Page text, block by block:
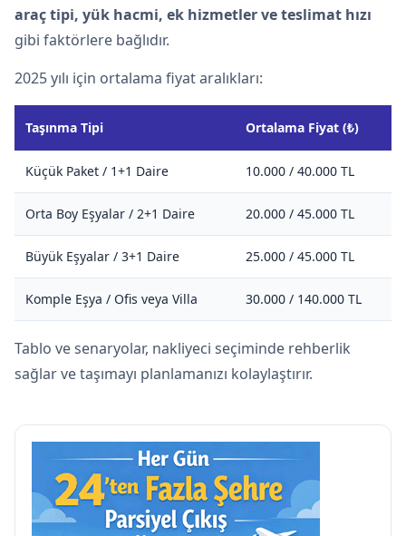
araç tipi, yük hacmi, ek hizmetler ve teslimat hızı
gibi faktörlere bağlıdır.
2025 yılı için ortalama fiyat aralıkları:
Taşınma Tipi Ortalama Fiyat (₺)
Küçük Paket / 1+1 Daire 10.000 / 40.000 TL
Orta Boy Eşyalar / 2+1 Daire 20.000 / 45.000 TL
Büyük Eşyalar / 3+1 Daire 25.000 / 45.000 TL
Komple Eşya / Ofis veya Villa 30.000 / 140.000 TL
Tablo ve senaryolar, nakliyeci seçiminde rehberlik
sağlar ve taşımayı planlamanızı kolaylaştırır.